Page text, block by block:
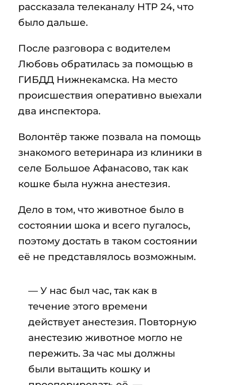
рассказала телеканалу НТР 24, что
было дальше.
После разговора с водителем
Любовь обратилась за помощью в
ГИБДД Нижнекамска. На место
происшествия оперативно выехали
два инспектора.
Волонтёр также позвала на помощь
знакомого ветеринара из клиники в
селе Большое Афанасово, так как
кошке была нужна анестезия.
Дело в том, что животное было в
состоянии шока и всего пугалось,
поэтому достать в таком состоянии
её не представлялось возможным.
— У нас был час, так как в
течение этого времени
действует анестезия. Повторную
анестезию животное могло не
пережить. За час мы должны
были вытащить кошку и